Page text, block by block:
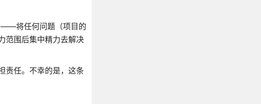
——将任何问题（项目的
范围后集中精力去解决
责任。不幸的是，这条